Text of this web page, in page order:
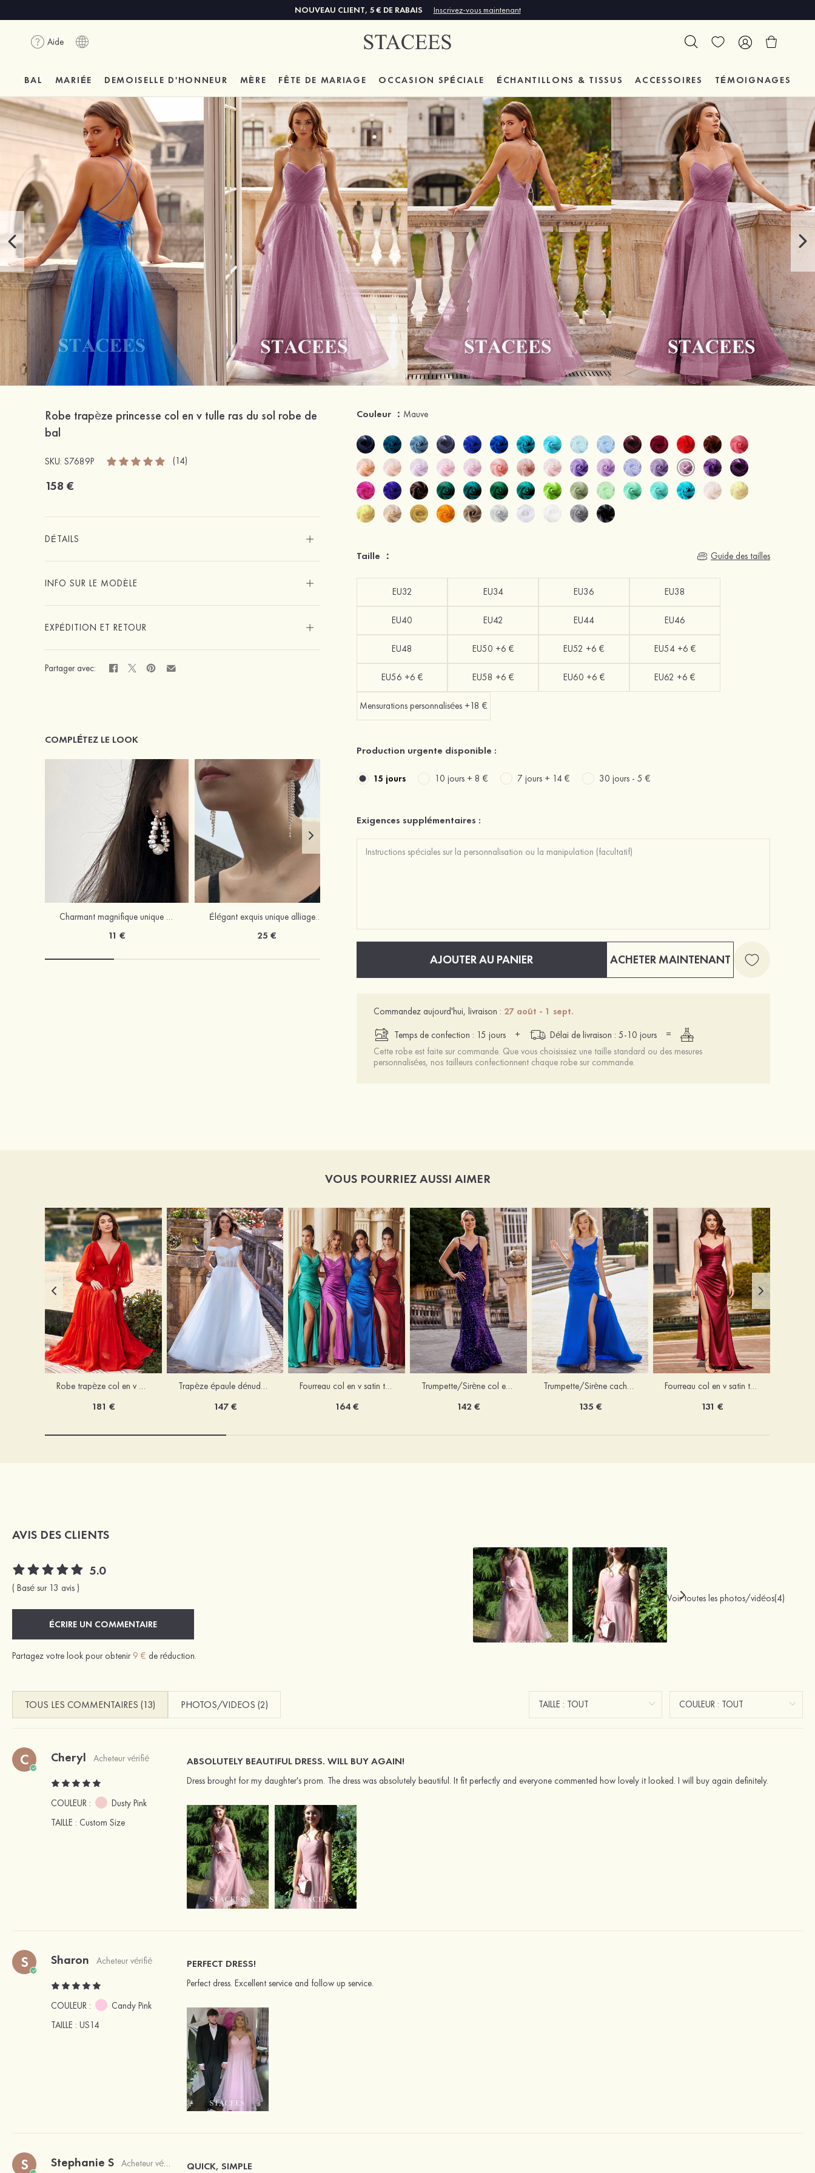
NOUVEAU CLIENT, 5 € DE RABAIS Inscrivez-vous maintenant
Aide
BAL MARIÉE DEMOISELLE D'HONNEUR MÈRE FÊTE DE MARIAGE OCCASION SPÉCIALE ÉCHANTILLONS & TISSUS ACCESSOIRES TÉMOIGNAGES
Robe trapèze princesse col en v tulle ras du sol robe de
bal
SKU: S7689P (14)
158 €
DÉTAILS
INFO SUR LE MODÈLE
EXPÉDITION ET RETOUR
Partager avec:
COMPLÉTEZ LE LOOK
Charmant magnifique unique perle boucles d'oreilles
11 €
Élégant exquis unique alliage perle boucles d'oreilles
25 €
Couleur ： Mauve
Taille ： Guide des tailles
EU32 EU34 EU36 EU38
EU40 EU42 EU44 EU46
EU48 EU50 +6 € EU52 +6 € EU54 +6 €
EU56 +6 € EU58 +6 € EU60 +6 € EU62 +6 €
Mensurations personnalisées +18 €
Production urgente disponible :
15 jours 10 jours + 8 € 7 jours + 14 € 30 jours -5 €
Exigences supplémentaires :
AJOUTER AU PANIER ACHETER MAINTENANT
Commandez aujourd'hui, livraison : 27 août - 1 sept.
Temps de confection : 15 jours
+ Délai de livraison : 5-10 jours
=
Cette robe est faite sur commande. Que vous choisissiez une taille standard ou des mesures
personnalisées, nos tailleurs confectionnent chaque robe sur commande.
VOUS POURRIEZ AUSSI AIMER
Robe trapèze col en v mousseline ras du sol robe de bal
181 €
Trapèze épaule dénudée tulle ras du sol robe de bal
147 €
Fourreau col en v satin traîne balayage robe de bal
164 €
Trumpette/Sirène col en v velours paillettes traîne balayage robe de bal
142 €
Trumpette/Sirène cache coeur charmeuse traîne balayage robe de bal
135 €
Fourreau col en v satin traîne balayage robe de bal
131 €
AVIS DES CLIENTS
5.0
( Basé sur 13 avis )
ÉCRIRE UN COMMENTAIRE
Partagez votre look pour obtenir 9 € de réduction.
Voir toutes les photos/vidéos(4)
TOUS LES COMMENTAIRES (13) PHOTOS/VIDEOS (2)
C Cheryl Acheteur vérifié
COULEUR :
Dusty Pink
TAILLE : Custom Size
ABSOLUTELY BEAUTIFUL DRESS. WILL BUY AGAIN!
Dress brought for my daughter's prom. The dress was absolutely beautiful. It fit perfectly and everyone commented how lovely it looked. I will buy again definitely.
S Sharon Acheteur vérifié
COULEUR :
Candy Pink
TAILLE : US14
PERFECT DRESS!
Perfect dress. Excellent service and follow up service.
S Stephanie S Acheteur vérifié QUICK, SIMPLE